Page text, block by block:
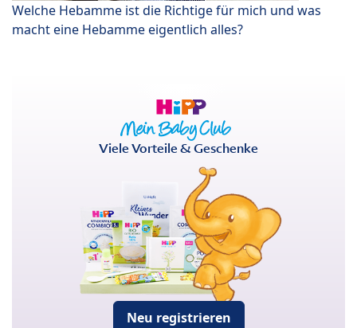
Welche Hebamme ist die Richtige für mich und was
macht eine Hebamme eigentlich alles?
Viele Vorteile & Geschenke
Neu registrieren